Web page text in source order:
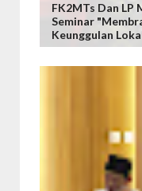
FK2MTs Dan LP
Seminar
Keunggulan